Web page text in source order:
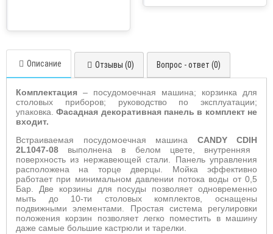
Описание Отзывы (0) Вопрос - ответ (0)
Комплектация – посудомоечная машина; корзинка для
столовых приборов; руководство по эксплуатации;
упаковка.Фасадная декоративная панель в комплект не
входит.
Встраиваемая посудомоечная машина
CANDY
CDIH
2L1047-08 выполнена в белом цвете, внутренняя
поверхность из нержавеющей стали. Панель управления
расположена на торце дверцы. Мойка эффективно
работает при минимальном давлении потока воды от 0,5
Бар. Две корзины для посуды позволяет одновременно
мыть до 10-ти столовых комплектов, оснащены
подвижными элементами. Простая система регулировки
положения корзин позволяет легко поместить в машину
даже самые большие кастрюли и тарелки.